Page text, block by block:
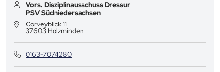
Vors. Disziplinausschuss Dressur
PSV Südniedersachsen
Corveyblick 11
37603 Holzminden
0163-7074280